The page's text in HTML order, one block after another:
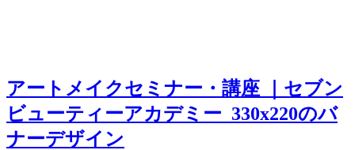
アートメイクセミナー・講座 ｜セブン
ビューティーアカデミー_330x220のバ
ナーデザイン